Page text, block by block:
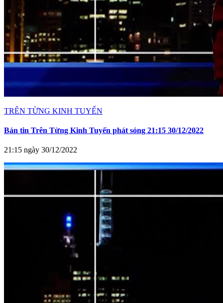
TRÊN TỪNG KINH TUYẾN
Bản tin Trên Từng Kinh Tuyến phát sóng 21:15 30/12/2022
21:15 ngày 30/12/2022